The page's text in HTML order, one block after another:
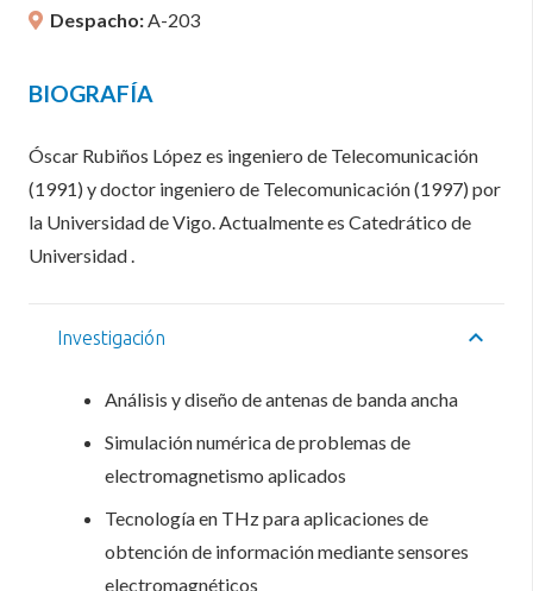
Despacho:A-203
BIOGRAFÍA
Óscar Rubiños López es ingeniero de Telecomunicación
(1991) y doctor ingeniero de Telecomunicación (1997) por
la Universidad de Vigo. Actualmente es Catedrático de
Universidad .
Investigación
Análisis y diseño de antenas de banda ancha
Simulación numérica de problemas de
electromagnetismo aplicados
Tecnología en THz para aplicaciones de
obtención de información mediante sensores
electromagnéticos